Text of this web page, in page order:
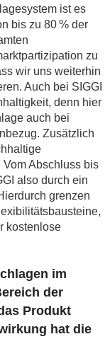
ist es
bis zu 80 % der
zu
wir uns weiterhin
Auch bei SIGGI
denn hier
auch bei
Zusätzlich
Abschluss bis
also durch ein
grenzen
kostenlose
im
der
Produkt
hat die